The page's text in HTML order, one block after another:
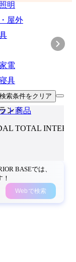
明
屋外
電
具
ト商品
検索条件をクリア
ンド
TOTAL
BASEでは、
Webで検索